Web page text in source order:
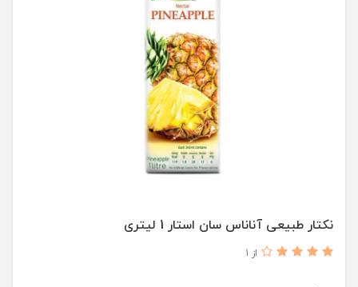
نکتار طبیعی آناناس سان استار 1 لیتری
از 1